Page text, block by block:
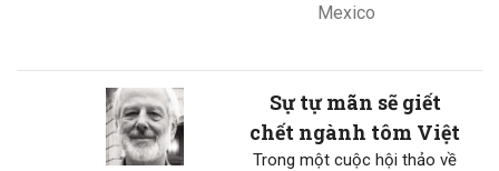
Mexico
Sự tự mãn sẽ giết
chết ngành tôm Việt
Trong một cuộc hội thảo về